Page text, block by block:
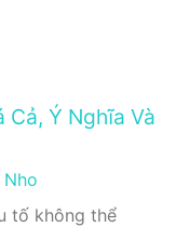
Cả, Ý Nghĩa Và
tố không thể